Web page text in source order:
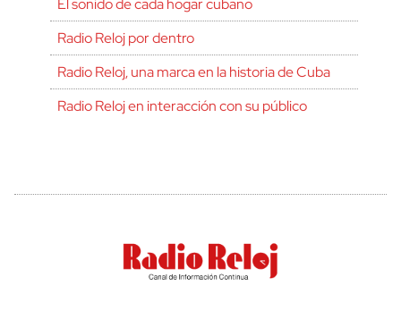
Radio Reloj por dentro
Radio Reloj, una marca en la historia de Cuba
Radio Reloj en interacción con su público